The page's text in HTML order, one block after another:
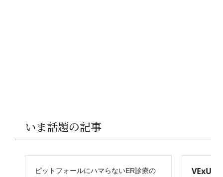
いま話題の記事
ピットフォールにハマらないER診療の
VExUS